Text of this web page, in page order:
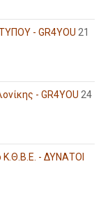
- GR4YOU 21
- GR4YOU 24
- ΔΥΝΑΤΟΙ